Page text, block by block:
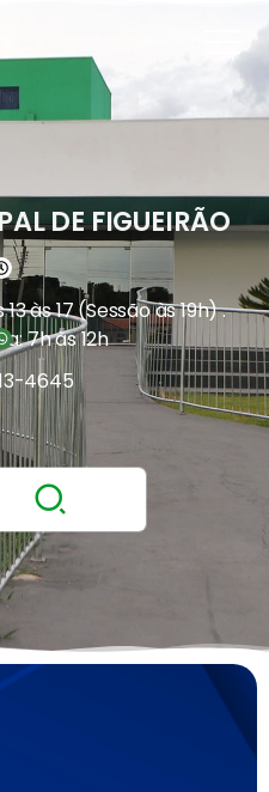
DE FIGUEIRÃO
às 17 (Sessão às 19h) .
7h às 12h
4645